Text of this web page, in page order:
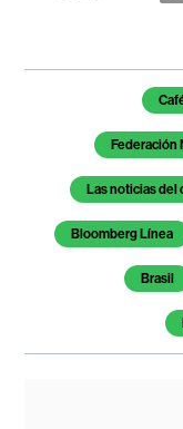
Temas de este
Federación
Las noticias del
Bloomberg Línea
Brasil